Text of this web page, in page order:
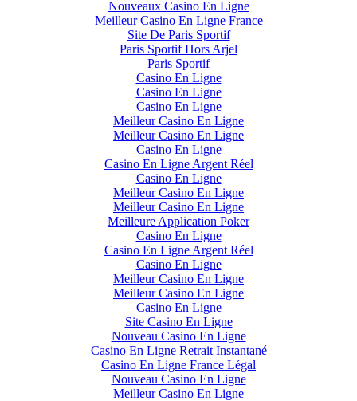
Nouveaux Casino En Ligne
Meilleur Casino En Ligne France
Site De Paris Sportif
Paris Sportif Hors Arjel
Paris Sportif
Casino En Ligne
Casino En Ligne
Casino En Ligne
Meilleur Casino En Ligne
Meilleur Casino En Ligne
Casino En Ligne
Casino En Ligne Argent Réel
Casino En Ligne
Meilleur Casino En Ligne
Meilleur Casino En Ligne
Meilleure Application Poker
Casino En Ligne
Casino En Ligne Argent Réel
Casino En Ligne
Meilleur Casino En Ligne
Meilleur Casino En Ligne
Casino En Ligne
Site Casino En Ligne
Nouveau Casino En Ligne
Casino En Ligne Retrait Instantané
Casino En Ligne France Légal
Nouveau Casino En Ligne
Meilleur Casino En Ligne